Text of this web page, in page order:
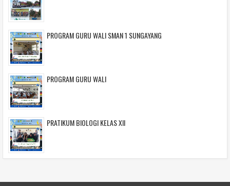
PROGRAM GURU WALI SMAN 1 SUNGAYANG
PROGRAM GURU WALI
PRATIKUM BIOLOGI KELAS XII